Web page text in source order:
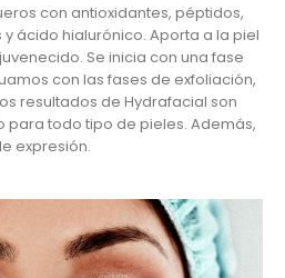
con antioxidantes, péptidos,
ácido hialurónico. Aporta a la piel
Se inicia con una fase
con las fases de exfoliación,
resultados de Hydrafacial son
todo tipo de pieles. Además,
expresión.